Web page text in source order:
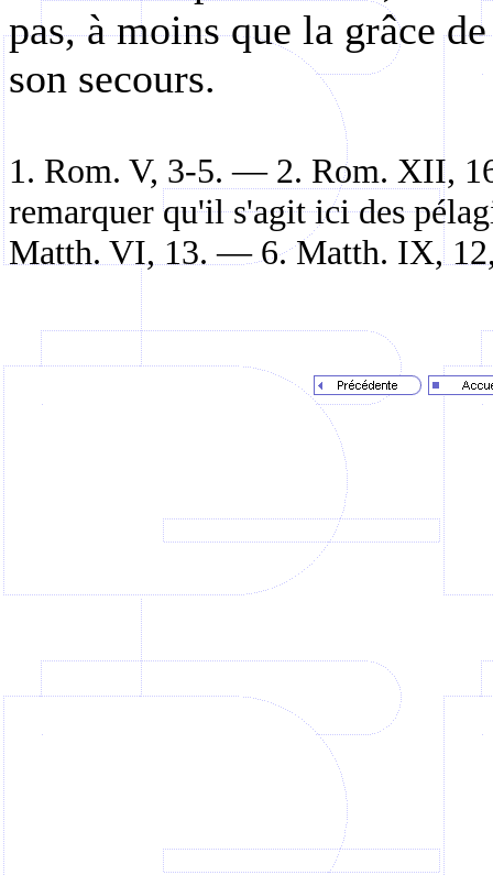
pas, à moins que la grâce
son secours.
1. Rom. V, 3-5. — 2. Rom. XII,
remarquer qu'il s'agit ici des
Matth. VI, 13. — 6.Matth. IX,